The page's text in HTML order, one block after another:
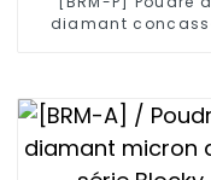
diamant